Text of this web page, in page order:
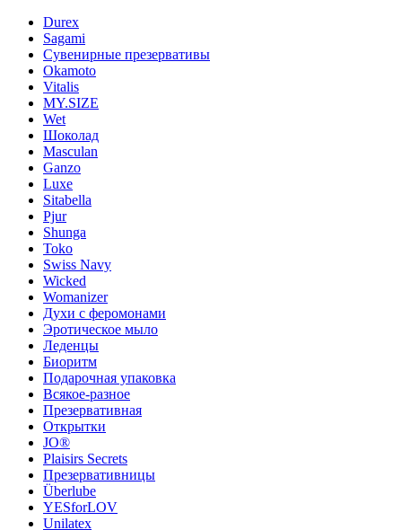
Durex
Sagami
Сувенирные презервативы
Okamoto
Vitalis
MY.SIZE
Wet
Шоколад
Masculan
Ganzo
Luxe
Sitabella
Pjur
Shunga
Toko
Swiss Navy
Wicked
Womanizer
Духи с феромонами
Эротическое мыло
Леденцы
Биоритм
Подарочная упаковка
Всякое-разное
Презервативная
Открытки
JO®
Plaisirs Secrets
Презервативницы
Überlube
YESforLOV
Unilatex